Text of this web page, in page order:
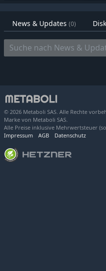
News & Updates (0)
© 2026 Metaboli SAS. Alle Rechte
Marke von Metaboli SAS.
Alle Preise inklusive Mehrwertsteuer
Impressum
AGB Datenschutz